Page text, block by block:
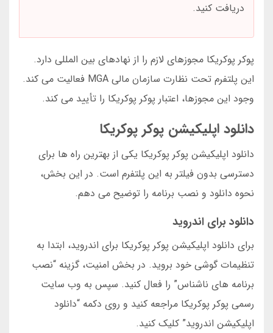
دریافت کنید.
پوکر پوکریکا مجوزهای لازم را از نهادهای بین المللی دارد.
این پلتفرم تحت نظارت سازمان مالی MGA فعالیت می کند.
وجود این مجوزها، اعتبار پوکر پوکریکا را تأیید می کند.
دانلود اپلیکیشن پوکر پوکریکا
دانلود اپلیکیشن پوکر پوکریکا یکی از بهترین راه ها برای
دسترسی بدون فیلتر به این پلتفرم است. در این بخش،
نحوه دانلود و نصب برنامه را توضیح می دهم.
دانلود برای اندروید
برای دانلود اپلیکیشن پوکر پوکریکا برای اندروید، ابتدا به
تنظیمات گوشی خود بروید. در بخش امنیت، گزینه “نصب
برنامه های ناشناس” را فعال کنید. سپس به وب سایت
رسمی پوکر پوکریکا مراجعه کنید و روی دکمه “دانلود
اپلیکیشن اندروید” کلیک کنید.